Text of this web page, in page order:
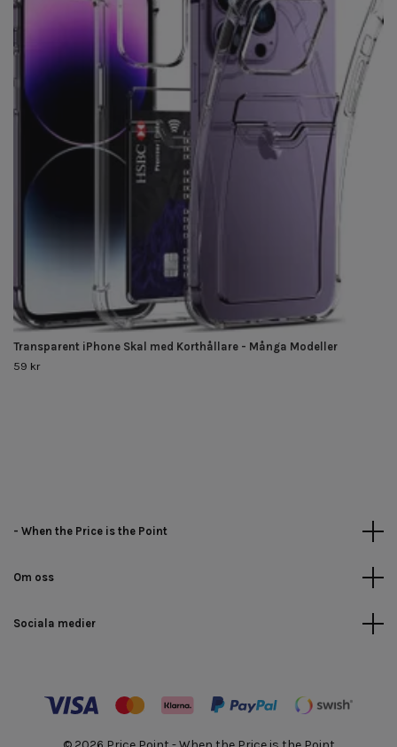
Transparent iPhone Skal med Korthållare - Många Modeller
59 kr
- When the Price is the Point
Om oss
Sociala medier